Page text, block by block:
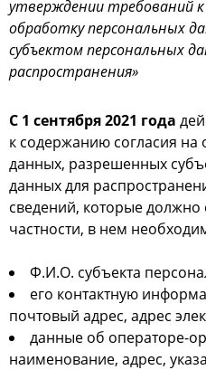
утверждении требований
обработку персональных
субъектом персональных
распространения»
С 1 сентября 2021 года
к содержанию согласия на
данных, разрешенных
данных для
сведений, которые должно
частности, в нем
Ф.И.О. субъекта
его контактную
почтовый адрес, адрес
данные об операторе-
наименование, адрес,